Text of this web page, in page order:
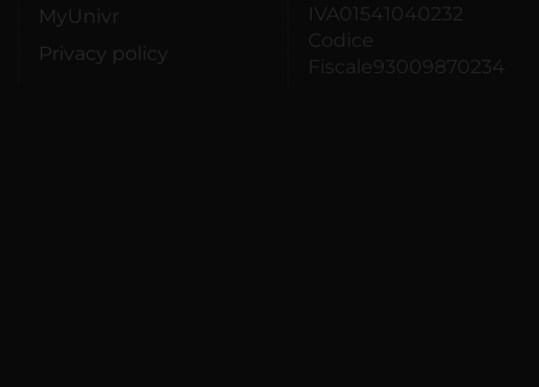
MyUnivr
Privacy policy
IVA01541040232
Codice
Fiscale93009870234